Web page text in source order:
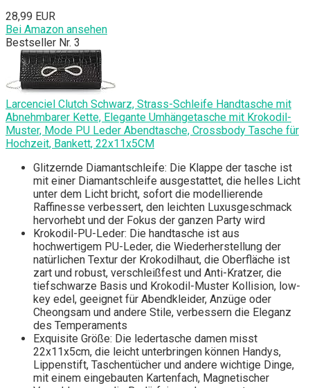
28,99 EUR
Bei Amazon ansehen
Bestseller Nr. 3
Larcenciel Clutch Schwarz, Strass-Schleife Handtasche mit
Abnehmbarer Kette, Elegante Umhängetasche mit Krokodil-
Muster, Mode PU Leder Abendtasche, Crossbody Tasche für
Hochzeit, Bankett, 22x11x5CM
Glitzernde Diamantschleife: Die Klappe der tasche ist
mit einer Diamantschleife ausgestattet, die helles Licht
unter dem Licht bricht, sofort die modellierende
Raffinesse verbessert, den leichten Luxusgeschmack
hervorhebt und der Fokus der ganzen Party wird
Krokodil-PU-Leder: Die handtasche ist aus
hochwertigem PU-Leder, die Wiederherstellung der
natürlichen Textur der Krokodilhaut, die Oberfläche ist
zart und robust, verschleißfest und Anti-Kratzer, die
tiefschwarze Basis und Krokodil-Muster Kollision, low-
key edel, geeignet für Abendkleider, Anzüge oder
Cheongsam und andere Stile, verbessern die Eleganz
des Temperaments
Exquisite Größe: Die ledertasche damen misst
22x11x5cm, die leicht unterbringen können Handys,
Lippenstift, Taschentücher und andere wichtige Dinge,
mit einem eingebauten Kartenfach, Magnetischer